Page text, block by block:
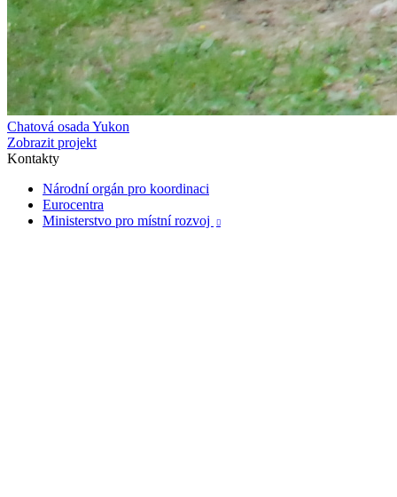
Chatová osada Yukon
Zobrazit projekt
Kontakty
Národní orgán pro koordinaci
Eurocentra
Ministerstvo pro místní rozvoj
